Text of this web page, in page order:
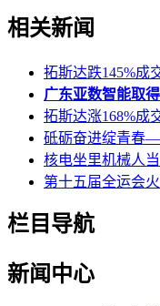
相关新闻
拓斯达跌145%成
广东亚数智能取
拓斯达涨168%成
砥砺奋进绽青春
核电坐里机械人
第十五届全运会
栏目导航
新闻中心